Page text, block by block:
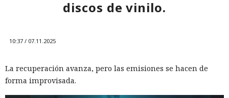
discos de vinilo.
10:37 / 07.11.2025
La recuperación avanza, pero las emisiones se hacen de
forma improvisada.